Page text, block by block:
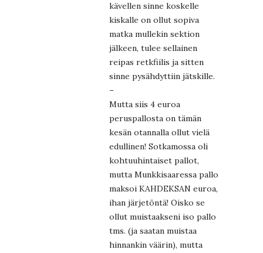
kävellen sinne koskelle
kiskalle on ollut sopiva
matka mullekin sektion
jälkeen, tulee sellainen
reipas retkfiilis ja sitten
sinne pysähdyttiin jätskille.
–
Mutta siis 4 euroa
peruspallosta on tämän
kesän otannalla ollut vielä
edullinen! Sotkamossa oli
kohtuuhintaiset pallot,
mutta Munkkisaaressa pallo
maksoi KAHDEKSAN euroa,
ihan järjetöntä! Oisko se
ollut muistaakseni iso pallo
tms. (ja saatan muistaa
hinnankin väärin), mutta